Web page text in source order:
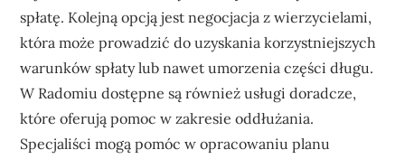
spłatę. Kolejną opcją jest negocjacja z wierzycielami,
która może prowadzić do uzyskania korzystniejszych
warunków spłaty lub nawet umorzenia części długu.
W Radomiu dostępne są również usługi doradcze,
które oferują pomoc w zakresie oddłużania.
Specjaliści mogą pomóc w opracowaniu planu